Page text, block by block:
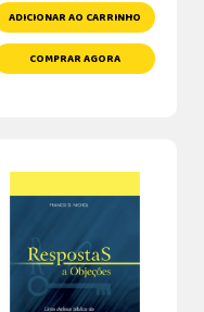
ADICIONAR AO CARRINHO
COMPRAR AGORA